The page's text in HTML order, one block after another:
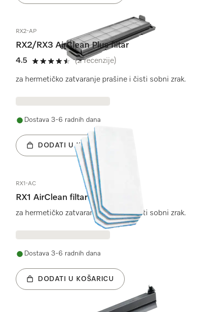
RX2-AP
RX2/RX3 AirClean Plus filtar
4.5
4.5 od 5
(2 recenzije)
za hermetičko zatvaranje prašine i čisti sobni zrak.
Dostava 3-6 radnih dana
DODATI U KOŠARICU
RX1-AC
RX1 AirClean filtar
za hermetičko zatvaranje prašine i čisti sobni zrak.
Dostava 3-6 radnih dana
DODATI U KOŠARICU